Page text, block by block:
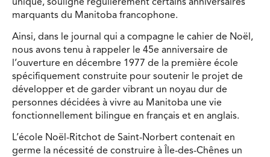
unique, souligne régulièrement certains anniversaires
marquants du Manitoba francophone.
Ainsi, dans le journal qui a compagne le cahier de Noël,
nous avons tenu à rappeler le 45e anniversaire de
l’ouverture en décembre 1977 de la première école
spécifiquement construite pour soutenir le projet de
développer et de garder vibrant un noyau dur de
personnes décidées à vivre au Manitoba une vie
fonctionnellement bilingue en français et en anglais.
L’école Noël-Ritchot de Saint-Norbert contenait en
germe la nécessité de construire à Île-des-Chênes un